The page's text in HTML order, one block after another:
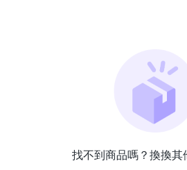
找不到商品嗎？換換其